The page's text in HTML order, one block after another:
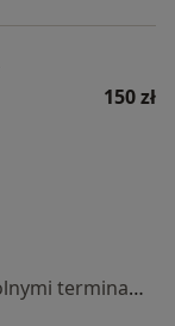
150 zł
Brak dostępnych specjalistów z wolnymi terminami w tym centrum medycznym.